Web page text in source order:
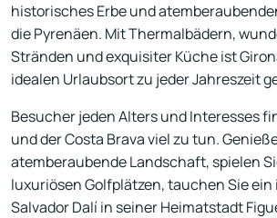
historisches Erbe und
die Pyrenäen. Mit Thermalbädern,
Stränden und exquisiter Küche ist
idealen Urlaubsort zu jeder Jahreszeit
Besucher jeden Alters und Interesses
und der Costa Brava viel zu tun.
atemberaubende Landschaft, spielen
luxuriösen Golfplätzen, tauchen Sie ein
Salvador Dalí in seiner Heimatstadt